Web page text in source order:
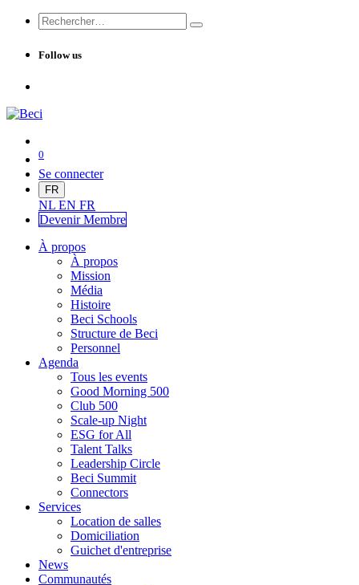
Follow us
0
Se connecter
FR
NL EN FR
Devenir Membre
À propos
À propos
Mission
Média
Histoire
Beci Schools
Structure de Beci
Personnel
Agenda
Tous les events
Good Morning 500
Club 500
Scale-up Night
ESG for All
Talent Talks
Leadership Circle
Beci Summit
Connectors
Services
Location de salles
Domiciliation
Guichet d'entreprise
News
Communautés